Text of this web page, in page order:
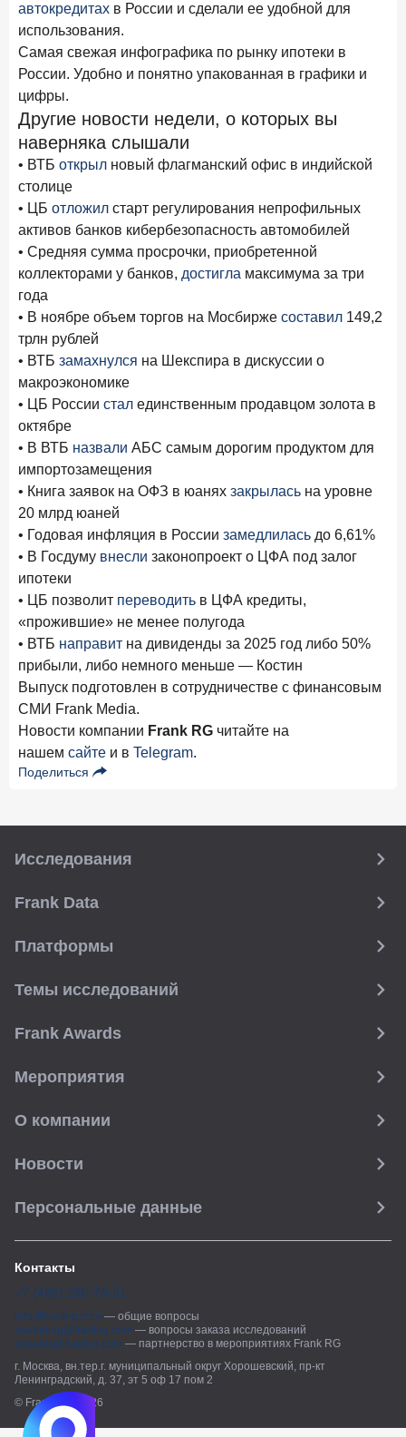
автокредитах в России и сделали ее удобной для
использования.
Самая свежая инфографика по рынку ипотеки в
России. Удобно и понятно упакованная в графики и
цифры.
Другие новости недели, о которых вы
наверняка слышали
• ВТБ открыл новый флагманский офис в индийской
столице
• ЦБ отложил старт регулирования непрофильных
активов банков кибербезопасность автомобилей
• Средняя сумма просрочки, приобретенной
коллекторами у банков, достигла максимума за три
года
• В ноябре объем торгов на Мосбирже составил 149,2
трлн рублей
• ВТБ замахнулся на Шекспира в дискуссии о
макроэкономике
• ЦБ России стал единственным продавцом золота в
октябре
• В ВТБ назвали АБС самым дорогим продуктом для
импортозамещения
• Книга заявок на ОФЗ в юанях закрылась на уровне
20 млрд юаней
• Годовая инфляция в России замедлилась до 6,61%
• В Госдуму внесли законопроект о ЦФА под залог
ипотеки
• ЦБ позволит переводить в ЦФА кредиты,
«прожившие» не менее полугода
• ВТБ направит на дивиденды за 2025 год либо 50%
прибыли, либо немного меньше — Костин
Выпуск подготовлен в сотрудничестве с финансовым
СМИ Frank Media.
Новости компании Frank RG читайте на
нашем сайте и в Telegram.
Поделиться
Исследования
Frank Data
Платформы
Темы исследований
Frank Awards
Мероприятия
О компании
Новости
Персональные данные
Контакты
+7 (495) 280-70-51
общие вопросы
—
info@frankrg.com
вопросы заказа исследований
—
marketing@frankrg.com
партнерство в мероприятиях Frank RG
—
adsales@frankrg.com
г. Москва, вн.тер.г. муниципальный округ Хорошевский, пр-кт
Ленинградский, д. 37, эт 5 оф 17 пом 2
© Frank RG, 2026